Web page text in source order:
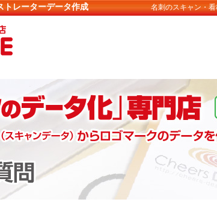
トレーターデータ作成 名刺のスキャン・